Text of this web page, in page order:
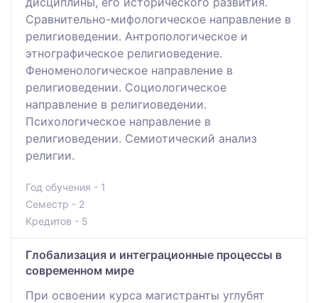
Сравнительно-мифологическое направление в
религиоведении. Антропологическое и
этнографическое религиоведение.
Феноменологическое направление в
религиоведении. Социологическое
направление в религиоведении.
Психологическое направление в
религиоведении. Семиотический анализ
религии.
Год обучения - 1
Семестр - 2
Кредитов - 5
Глобализация и интеграционные процессы в
современном мире
При освоении курса магистранты углубят